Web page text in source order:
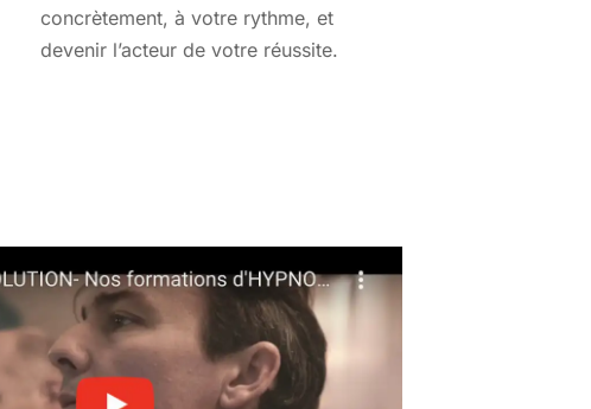
concrètement, à votre rythme, et
devenir l’acteur de votre réussite.